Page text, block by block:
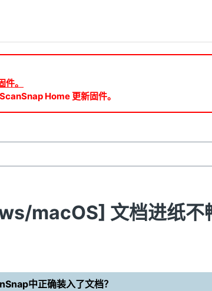
。
Home 更新固件。
macOS] 文档进纸不
中正确装入了文档？